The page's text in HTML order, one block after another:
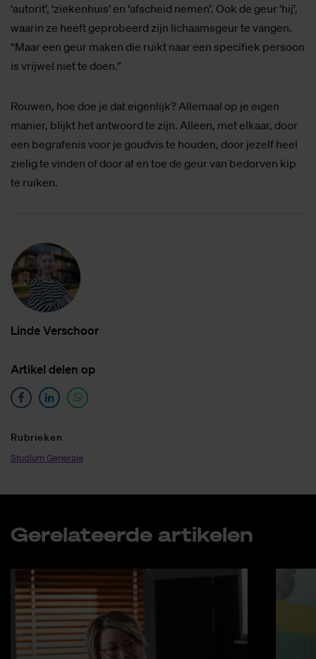
‘autorit’, ‘ziekenhuis’ en ‘afscheid nemen’. Ook de geur ‘hij’,
waarin ze heeft geprobeerd zijn lichaamsgeur te vangen.
“Maar een geur maken die ruikt naar een specifiek persoon
is vrijwel niet te doen.”
Rouwen, hoe doe je dat eigenlijk? Allemaal op je eigen
manier, blijkt het antwoord te zijn. Alleen, met elkaar, door
een begrafenis voor je goudvis te houden, door jezelf heel
zielig te vinden of door af en toe de geur van bedorven kip
te ruiken.
Lin­de Ver­schoor
Ar­ti­kel de­len op
Ru­brie­ken
Studium Generale
Ge­re­la­teer­de ar­ti­ke­len